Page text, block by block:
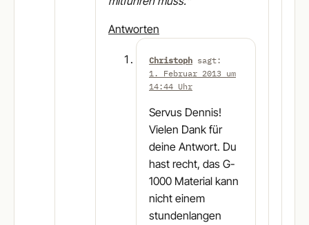
Antworten
Christoph sagt:
1. Februar 2013 um
14:44 Uhr
Servus Dennis!
Vielen Dank für
deine Antwort. Du
hast recht, das G-
1000 Material kann
nicht einem
stundenlangen